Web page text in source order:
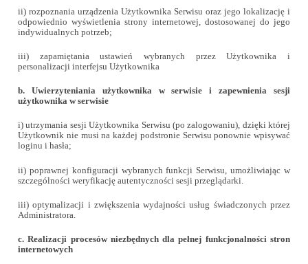
ii) rozpoznania urządzenia Użytkownika Serwisu oraz jego lokalizację i
odpowiednio wyświetlenia strony internetowej, dostosowanej do jego
indywidualnych potrzeb;
iii) zapamiętania ustawień wybranych przez Użytkownika i
personalizacji interfejsu Użytkownika
b. Uwierzyteniania użytkownika w serwisie i zapewnienia sesji
użytkownika w serwisie
i) utrzymania sesji Użytkownika Serwisu (po zalogowaniu), dzięki której
Użytkownik nie musi na każdej podstronie Serwisu ponownie wpisywać
loginu i hasła;
ii) poprawnej konfiguracji wybranych funkcji Serwisu, umożliwiając w
szczególności weryfikację autentyczności sesji przeglądarki.
iii) optymalizacji i zwiększenia wydajności usług świadczonych przez
Administratora.
c. Realizacji procesów niezbędnych dla pełnej funkcjonalności stron
internetowych